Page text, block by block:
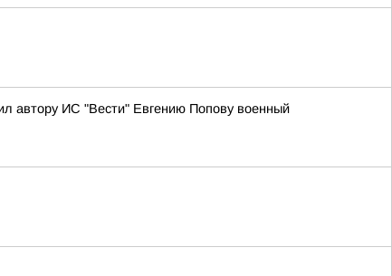
автору ИС "Вести" Евгению Попову военный